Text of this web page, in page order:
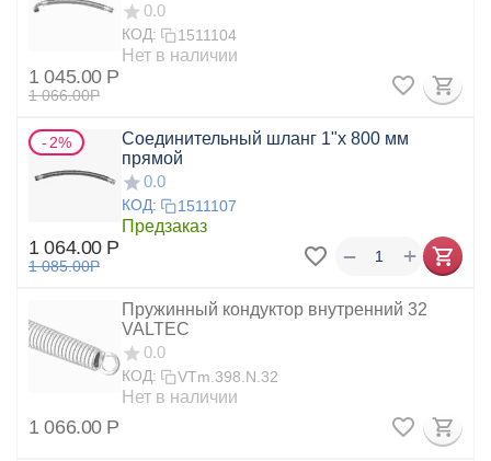
0.0
КОД: 1511104
Нет в наличии
1 045.00 Р
1 066.00Р
2%
Соединительный шланг 1"х 800 мм
прямой
0.0
КОД: 1511107
Предзаказ
1 064.00 Р
1 085.00Р +
−
Пружинный кондуктор внутренний 32
VALTEC
0.0
КОД: VTm.398.N.32
Нет в наличии
1 066.00 Р